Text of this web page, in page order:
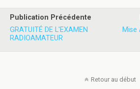
Publication Précédente
GRATUITÉ DE L'EXAMEN
RADIOAMATEUR
Mise
Retour au début